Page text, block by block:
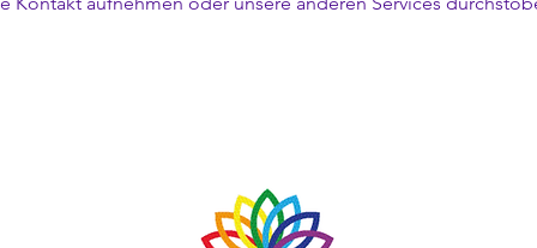
Namasté19